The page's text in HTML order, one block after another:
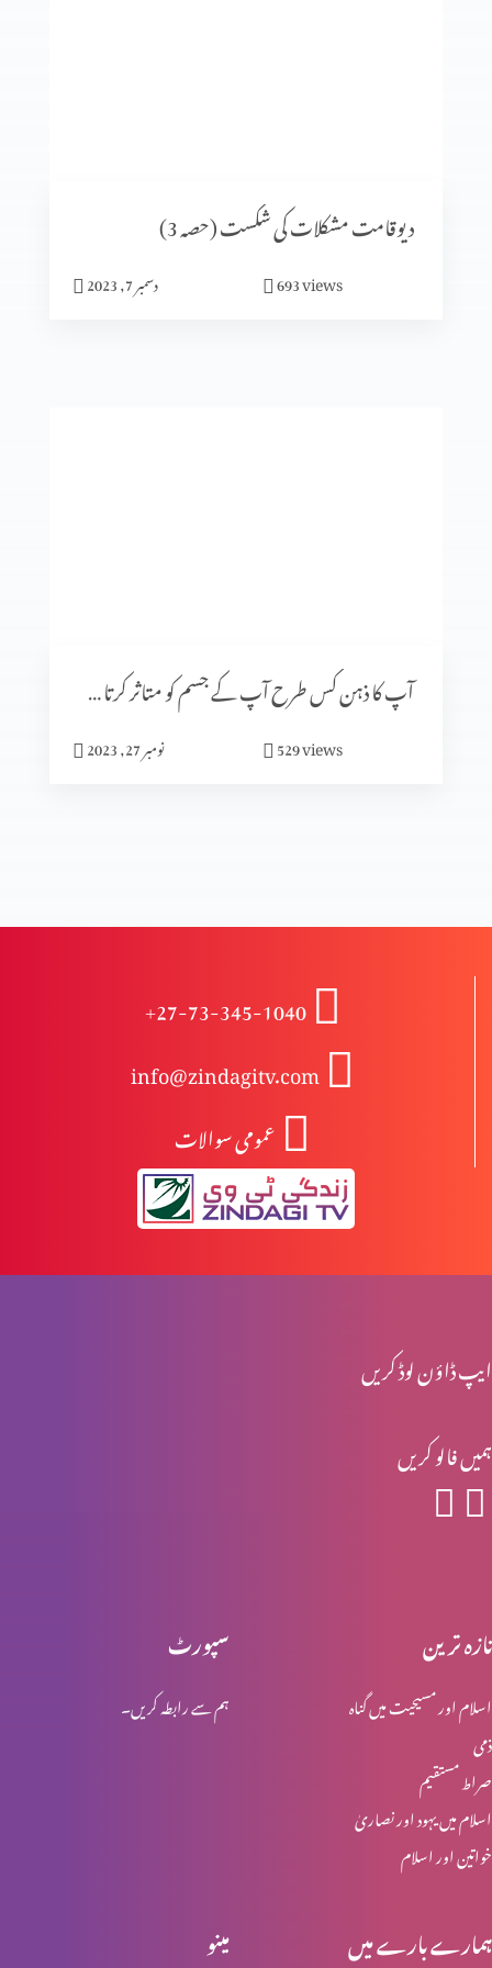
میں جلدی میں مگر خدا نہیں
گلتیوں (حصہ 2)
درد سے پاک راستے کے خطرات (2-2)
درد سے پاک راستے کے خطرات (1-2)
یسوع کی تمثیلیں: خود کو پرکھنا (2-2)
دیوقامت مشکلات کی شکست (حصہ 3)
دسمبر 7, 2023 693views
آپ کا ذہن کس طرح آپ کے جسم کو متاثر کرتا ہے (پارٹ 2)
نومبر 27, 2023 529views
+27-73-345-1040
info@zindagitv.com
عمومی سوالات
ایپ ڈاؤن لوڈ کریں
ہمیں فالو کریں
سپورٹ
ہم سے رابطہ کریں۔
تازہ ترین
اسلام اور مسیحیت میں گناہ
ذمی
صراط مستقیم
اسلام میں یہود اور نصاریٰ
خواتین اور اسلام
مینو ہمارے بارے میں